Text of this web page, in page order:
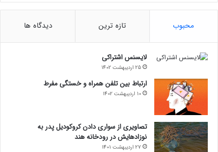
محبوب تازه ترین دیدگاه ها
لایسنس اشتراکی
25 اردیبهشت 1402
ارتباط بین تلفن همراه و خستگی مفرط
10 اردیبهشت 1402
تصاویری از سواری دادن کروکودیل پدر به
نوزادهایش در رودخانه هند
27 اردیبهشت 1401